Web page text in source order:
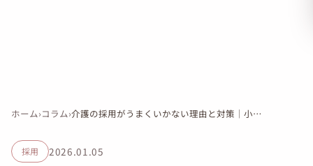
ホーム›コラム› 介護の採用がうまくいかない理由と対策｜小規模事業所が「条件」以外で勝つ方法
採用 2026.01.05